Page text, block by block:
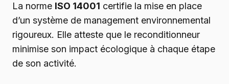
La norme ISO 14001 certifie la mise en place
d’un système de management environnemental
rigoureux. Elle atteste que le reconditionneur
minimise son impact écologique à chaque étape
de son activité.